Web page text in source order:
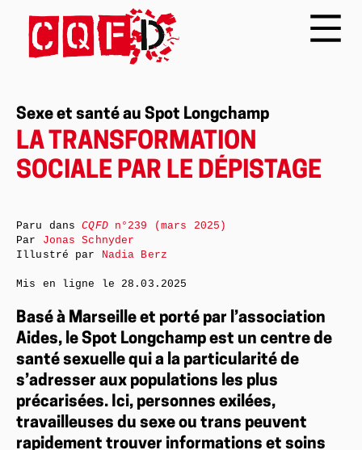
Sexe et santé au Spot Longchamp
LA TRANSFORMATION
SOCIALE PAR LE DÉPISTAGE
Basé à Marseille et porté par l’association
Aides, le Spot Longchamp est un centre de
santé sexuelle qui a la particularité de
s’adresser aux populations les plus
précarisées. Ici, personnes exilées,
travailleuses du sexe ou trans peuvent
rapidement trouver informations et soins
Paru dansCQFDn°239 (mars 2025)
Par Jonas Schnyder
Illustré par Nadia Berz
Mis en ligne le 28.03.2025